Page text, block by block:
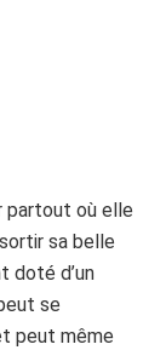
partout où elle
sa belle
doté d’un
se
peut même